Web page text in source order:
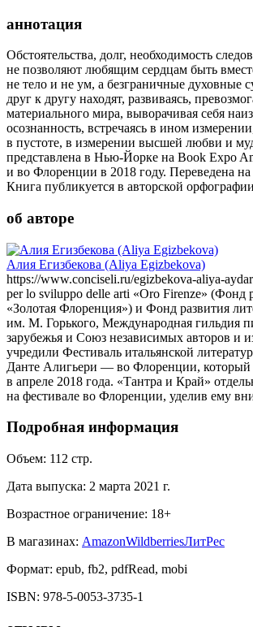
аннотация
Обстоятельства, долг, необходимость
не позволяют любящим сердцам быть
не тело и не ум, а безграничные духовные
друг к другу находят, развиваясь,
материального мира, выворачивая себя
осознанность, встречаясь в ином
в пустоте, в измерении высшей любви и
представлена в Нью-Йорке на Book Expo
и во Флоренции в 2018 году. Переведена на
Книга публикуется в авторской
об авторе
Алия Егизбекова (Aliya Egizbekova)
https://www.conciseli.ru/egizbekova-aliya-
per lo sviluppo delle arti «Oro Firenze» (Фонд
«Золотая Флоренция») и Фонд развития
им. М. Горького, Международная гильдия
зарубежья и Союз независимых авторов и
учредили Фестиваль итальянской
Данте Алигьери — во Флоренции, который
в апреле 2018 года. «Тантра и Край»
на фестивале во Флоренции, уделив ему
Подробная информация
Объем: 112 стр.
Дата выпуска: 2 марта 2021 г.
Возрастное ограничение: 18+
В магазинах: AmazonWildberriesЛитРес
Формат: epub, fb2, pdfRead, mobi
ISBN: 978-5-0053-3735-1